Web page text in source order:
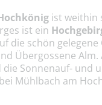
ist weithin
ist ein
die schön gelegene
Übergossene
Sonnenauf- und
Mühlbach am